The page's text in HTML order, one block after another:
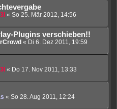
« So 25. Mär 2012, 14:56
Plugins verschieben!!
« Di 6. Dez 2011, 19:59
« Do 17. Nov 2011, 13:33
« So 28. Aug 2011, 12:24